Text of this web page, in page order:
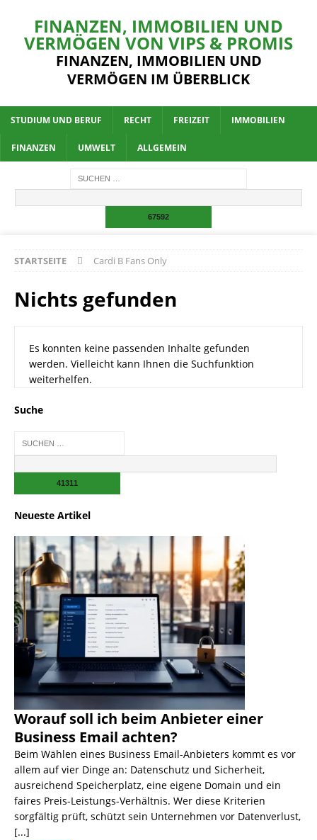
FINANZEN, IMMOBILIEN UND
VERMÖGEN VON VIPS & PROMIS
FINANZEN, IMMOBILIEN UND
VERMÖGEN IM ÜBERBLICK
STUDIUM UND BERUF RECHT FREIZEIT IMMOBILIEN
FINANZEN UMWELT ALLGEMEIN
STARTSEITE Cardi B Fans Only
Nichts gefunden
Es konnten keine passenden Inhalte gefunden
werden. Vielleicht kann Ihnen die Suchfunktion
weiterhelfen.
Suche
Neueste Artikel
Worauf soll ich beim Anbieter einer
Business Email achten?
Beim Wählen eines Business Email-Anbieters kommt es vor
allem auf vier Dinge an: Datenschutz und Sicherheit,
ausreichend Speicherplatz, eine eigene Domain und ein
faires Preis-Leistungs-Verhältnis. Wer diese Kriterien
sorgfältig prüft, schützt sein Unternehmen vor Datenverlust,
[...]